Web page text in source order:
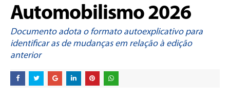
Automobilismo 2026
Documento adota o formato autoexplicativo para
identificar as de mudanças em relação à edição
anterior